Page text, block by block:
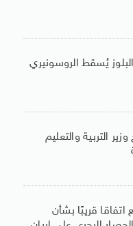
يُسقط الروسونيري
التربية والتعليم
قريبًا بشأن